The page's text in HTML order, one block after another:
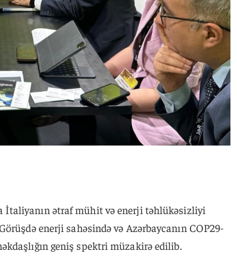
İtaliyanın ətraf mühit və enerji təhlükəsizliyi
enerji sahəsində və Azərbaycanın COP29-
geniş spektri müzakirə edilib.